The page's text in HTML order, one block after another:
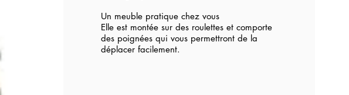
Un meuble pratique chez vous
Elle est montée sur des roulettes et comporte
des poignées qui vous permettront de la
déplacer facilement.